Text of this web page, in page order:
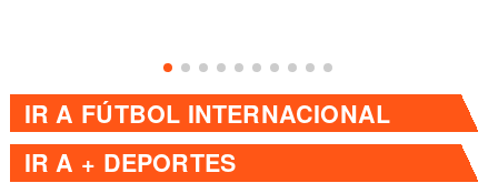
IR A FÚTBOL INTERNACIONAL
IR A + DEPORTES